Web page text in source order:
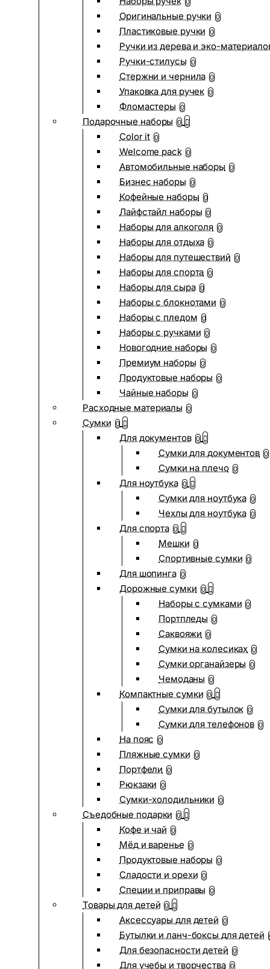
0
Оригинальные ручки 0
Пластиковые ручки 0
Ручки из дерева и эко-
Ручки-стилусы 0
Стержни и чернила 0
Упаковка для ручек 0
Фломастеры 0
Подарочные наборы 0
Color it 0
Welcome pack 0
Автомобильные наборы 0
Бизнес наборы 0
Кофейные наборы 0
Лайфстайл наборы 0
Наборы для алкоголя 0
Наборы для отдыха 0
Наборы для путешествий 0
Наборы для спорта 0
Наборы для сыра 0
Наборы с блокнотами 0
Наборы с пледом 0
Наборы с ручками 0
Новогодние наборы 0
Премиум наборы 0
Продуктовые наборы 0
Чайные наборы 0
Расходные материалы 0
Сумки 0
Для документов 0
Сумки для документов 0
Сумки на плечо 0
Для ноутбука 0
Сумки для ноутбука 0
Чехлы для ноутбука 0
Для спорта 0
Мешки 0
Спортивные сумки 0
Для шопинга 0
Дорожные сумки 0
Наборы с сумками 0
Портпледы 0
Саквояжи 0
Сумки на колесиках 0
Сумки органайзеры 0
Чемоданы 0
Компактные сумки 0
Сумки для бутылок 0
Сумки для телефонов 0
На пояс 0
Пляжные сумки 0
Портфели 0
Рюкзаки 0
Сумки-холодильники 0
Съедобные подарки 0
Кофе и чай 0
Мёд и варенье 0
Продуктовые наборы 0
Сладости и орехи 0
Специи и приправы 0
Товары для детей 0
Аксессуары для детей 0
Бутылки и ланч-боксы для детей
Для безопасности детей 0
Для учебы и творчества 0